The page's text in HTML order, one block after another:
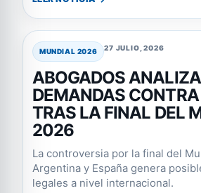
MUNDIAL 2026 27 JULIO, 2026
ABOGADOS
DEMANDAS
TRAS LA FINAL DEL
2026
La controversia por la final del
Argentina y España genera
legales a nivel internacional.